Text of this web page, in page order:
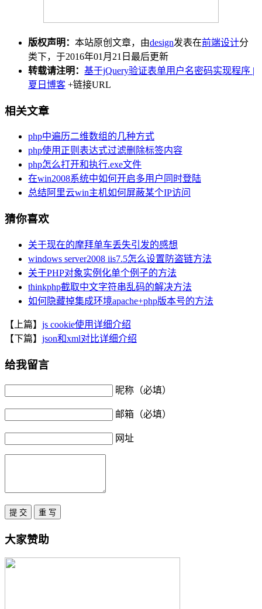
版权声明： 本站原创文章，由design发表在前端设计分
类下，于2016年01月21日最后更新
转载请注明： 基于jQuery验证表单用户名密码实现程序 |
夏日博客 +链接URL
相关文章
php中遍历二维数组的几种方式
php使用正则表达式过滤删除标签内容
php怎么打开和执行.exe文件
在win2008系统中如何开启多用户同时登陆
总结阿里云win主机如何屏蔽某个IP访问
猜你喜欢
关于现在的摩拜单车丢失引发的感想
windows server2008 iis7.5怎么设置防盗链方法
关于PHP对象实例化单个例子的方法
thinkphp截取中文字符串乱码的解决方法
如何隐藏掉集成环境apache+php版本号的方法
【上篇】 js cookie使用详细介绍
【下篇】 json和xml对比详细介绍
给我留言
昵称（必填）
邮箱（必填）
网址
大家赞助